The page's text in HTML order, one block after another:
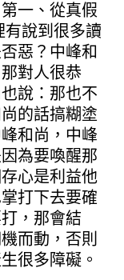
一、從真假
說到很多讀
惡？中峰和
對人很恭
說：那也不
的話搞糊塗
和尚，中峰
為要喚醒那
心是利益他
打下去要確
，那會結
而動，否則
很多障礙。